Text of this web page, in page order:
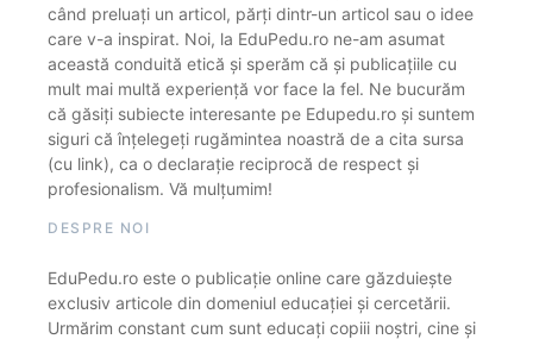
când preluați un articol, părți dintr-un articol sau o idee
care v-a inspirat. Noi, la EduPedu.ro ne-am asumat
această conduită etică și sperăm că și publicațiile cu
mult mai multă experiență vor face la fel. Ne bucurăm
că găsiți subiecte interesante pe Edupedu.ro și suntem
siguri că înțelegeți rugămintea noastră de a cita sursa
(cu link), ca o declarație reciprocă de respect și
profesionalism. Vă mulțumim!
DESPRE NOI
EduPedu.ro este o publicație online care găzduiește
exclusiv articole din domeniul educației și cercetării.
Urmărim constant cum sunt educați copiii noștri, cine și